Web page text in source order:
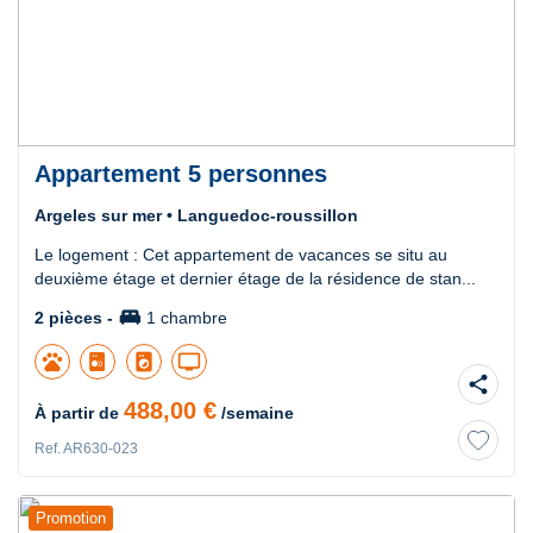
Appartement 5 personnes
Argeles sur mer • Languedoc-roussillon
Le logement : Cet appartement de vacances se situ au
deuxième étage et dernier étage de la résidence de stan...
2 pièces - king_bed 1 chambre
pets local_laundry_service tv
À partir de 488,00 € /semaine
Ref. AR630-023
share
Promotion